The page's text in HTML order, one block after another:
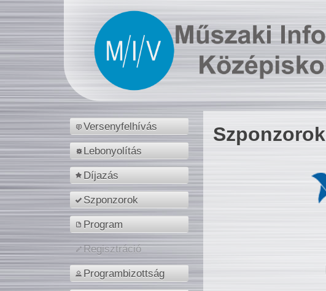
Versenyfelhívás
Lebonyolítás
Díjazás
Szponzorok
Program
Regisztráció
Programbizottság
Szponzorok